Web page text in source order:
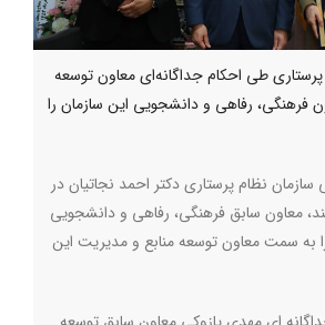
طی احکام جداگانه‌ای معاون توسعه
فرهنگی، رفاهی و دانشجویی این سازمان را
نظام پرستاری دکتر احمد نجاتیان در
معاون سابق فرهنگی، رفاهی و دانشجویی
به سمت معاون توسعه منابع و مدیریت این